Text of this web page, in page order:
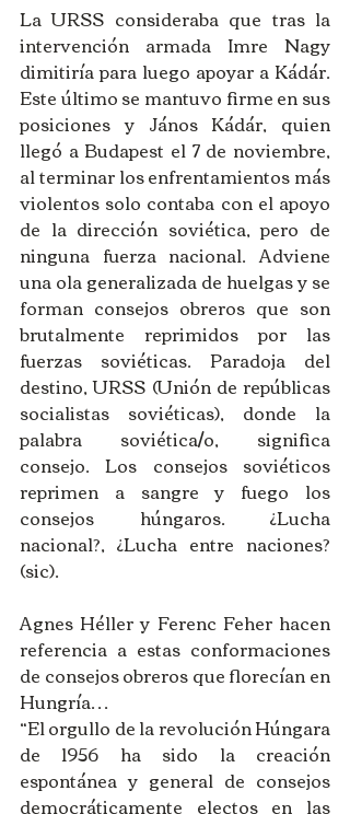
La URSS consideraba que tras la
intervención armada Imre Nagy
dimitiría para luego apoyar a Kádár.
Este último se mantuvo firme en sus
posiciones y János Kádár, quien
llegó a Budapest el 7 de noviembre,
al terminar los enfrentamientos más
violentos solo contaba con el apoyo
de la dirección soviética, pero de
ninguna fuerza nacional. Adviene
una ola generalizada de huelgas y se
forman consejos obreros que son
brutalmente reprimidos por las
fuerzas soviéticas. Paradoja del
destino, URSS (Unión de repúblicas
socialistas soviéticas), donde la
palabra soviética/o, significa
consejo. Los consejos soviéticos
reprimen a sangre y fuego los
consejos húngaros. ¿Lucha
nacional?, ¿Lucha entre naciones?
(sic).
Agnes Héller y Ferenc Feher hacen
referencia a estas conformaciones
de consejos obreros que florecían en
Hungría…
“El orgullo de la revolución Húngara
de 1956 ha sido la creación
espontánea y general de consejos
democráticamente electos en las